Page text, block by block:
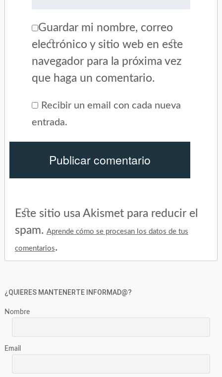
Guardar mi nombre, correo
electrónico y sitio web en este
navegador para la próxima vez
que haga un comentario.
Recibir un email con cada nueva
entrada.
Este sitio usa Akismet para reducir el
spam. Aprende cómo se procesan los datos de tus
comentarios.
¿QUIERES MANTENERTE INFORMAD@?
Nombre
Email